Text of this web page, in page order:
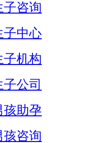
子咨询
子中心
子机构
公司
孩助孕
孩咨询